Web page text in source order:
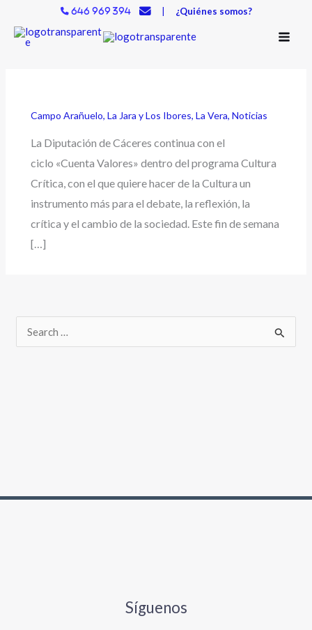
contenido
646 969 394 | ¿Quiénes somos?
Campo Arañuelo,La Jara y Los Ibores,La Vera,Noticias
La Diputación de Cáceres continua con el
ciclo «Cuenta Valores» dentro del programa Cultura
Crítica, con el que quiere hacer de la Cultura un
instrumento más para el debate, la reflexión, la
crítica y el cambio de la sociedad. Este fin de semana
[…]
Síguenos